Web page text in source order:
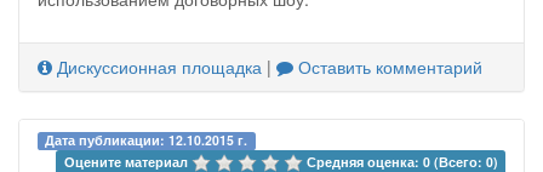
Дискуссионная площадка | Оставить комментарий
Дата публикации: 12.10.2015 г.
Оцените материал
Средняя оценка: 0 (Всего: 0)